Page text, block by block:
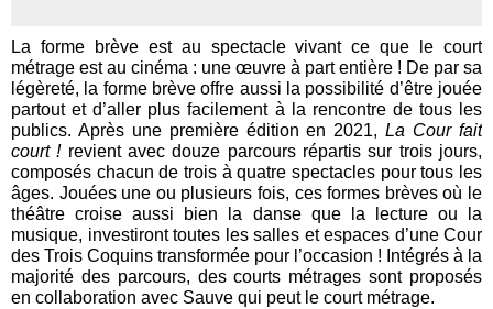
La forme brève est au spectacle vivant ce que le court
métrage est au cinéma : une œuvre à part entière ! De par sa
légèreté, la forme brève offre aussi la possibilité d’être jouée
partout et d’aller plus facilement à la rencontre de tous les
publics. Après une première édition en 2021, La Cour fait
court ! revient avec douze parcours répartis sur trois jours,
composés chacun de trois à quatre spectacles pour tous les
âges. Jouées une ou plusieurs fois, ces formes brèves où le
théâtre croise aussi bien la danse que la lecture ou la
musique, investiront toutes les salles et espaces d’une Cour
des Trois Coquins transformée pour l’occasion ! Intégrés à la
majorité des parcours, des courts métrages sont proposés
en collaboration avec Sauve qui peut le court métrage.